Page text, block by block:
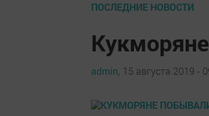
ПОСЛЕДНИЕ НОВОСТИ
admin, 15 августа 2019 -